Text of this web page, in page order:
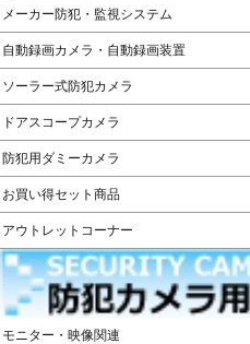
メーカー防犯・監視システム
自動録画カメラ・自動録画装置
ソーラー式防犯カメラ
ドアスコープカメラ
防犯用ダミーカメラ
お買い得セット商品
アウトレットコーナー
モニター・映像関連